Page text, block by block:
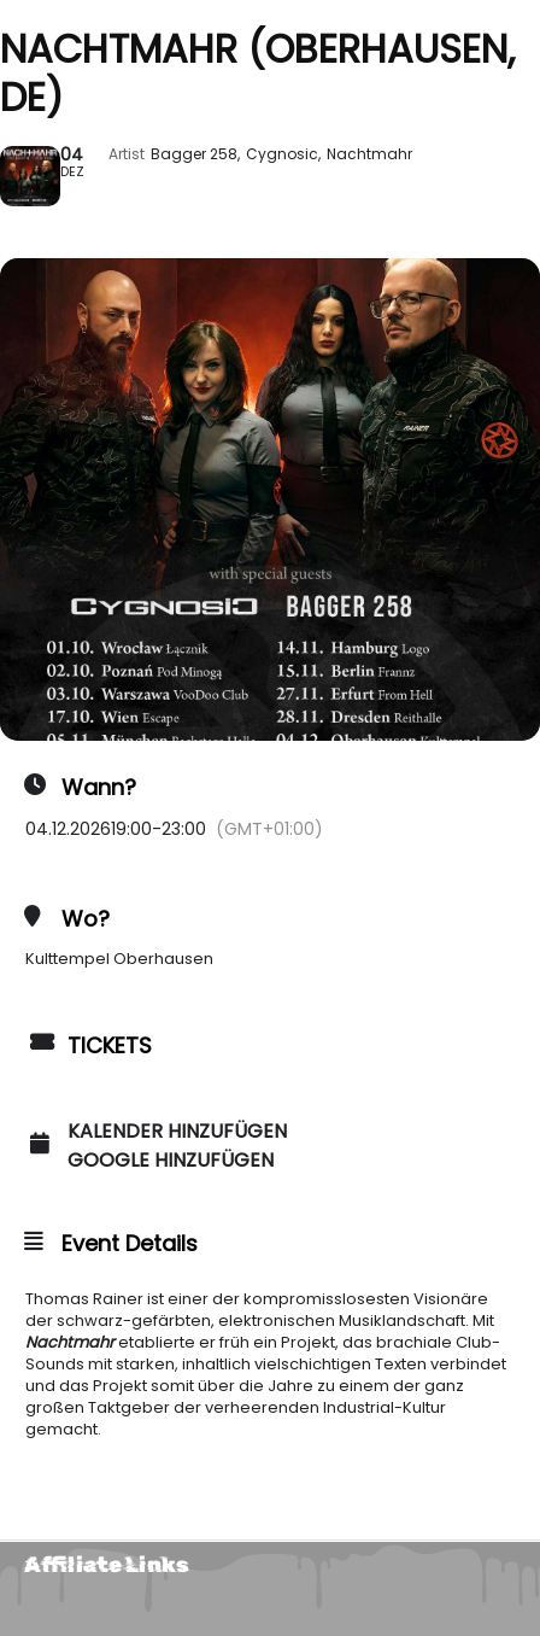
NACHTMAHR (OBERHAUSEN,
DE)
04
DEZ
Artist Bagger 258, Cygnosic, Nachtmahr
Wann?
04.12.202619:00-23:00 (GMT+01:00)
Wo?
Kulttempel Oberhausen
TICKETS
KALENDER HINZUFÜGEN
GOOGLE HINZUFÜGEN
Event Details
Thomas Rainer ist einer der kompromisslosesten Visionäre
der schwarz-gefärbten, elektronischen Musiklandschaft. Mit
Nachtmahretablierte er früh ein Projekt, das brachiale Club-
Sounds mit starken, inhaltlich vielschichtigen Texten verbindet
und das Projekt somit über die Jahre zu einem der ganz
großen Taktgeber der verheerenden Industrial-Kultur
gemacht.
Affiliate Links